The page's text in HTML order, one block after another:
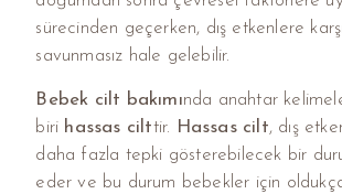
sürecinden geçerken, dış etkenlere
savunmasız hale gelebilir.
Bebek cilt bakımında anahtar
biri hassas cilttir. Hassas cilt, dış
daha fazla tepki gösterebilecek bir
eder ve bu durum bebekler için oldukça